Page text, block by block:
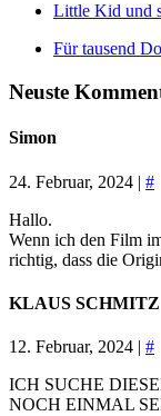
Little Kid und
Für tausend
Neuste
Simon
24. Februar, 2024 | #
Hallo.
Wenn ich den Film
richtig, dass die
KLAUS SCHMITZ
12. Februar, 2024 | #
ICH SUCHE
NOCH EINMAL